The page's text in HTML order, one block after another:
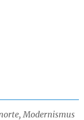
Modernismus